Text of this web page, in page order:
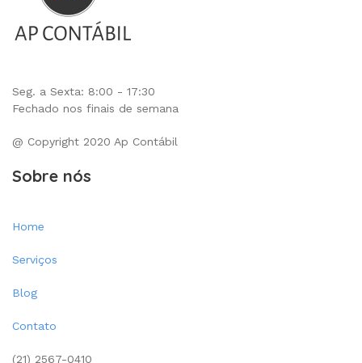
Seg. a Sexta: 8:00 - 17:30
Fechado nos finais de semana
@ Copyright 2020 Ap Contábil
Sobre nós
Home
Serviços
Blog
Contato
(21) 2567-0410